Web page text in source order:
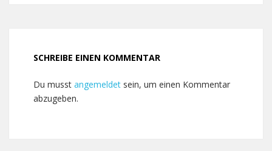
SCHREIBE EINEN KOMMENTAR
Du musst angemeldet sein, um einen Kommentar
abzugeben.